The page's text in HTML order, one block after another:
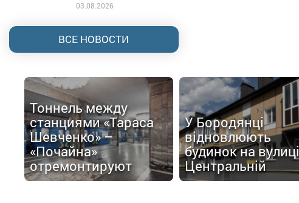
03.08.2026
ВСЕ НОВОСТИ
Тоннель между
станциями «Тараса
Шевченко» –
«Почайна»
отремонтируют
У Бородянці
відновлюють
будинок на вулиці
Центральній